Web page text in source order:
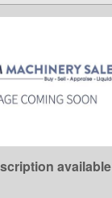
MORE
available